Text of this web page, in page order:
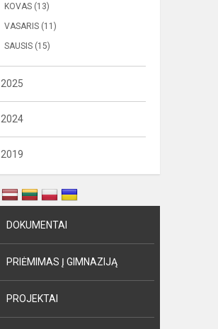
KOVAS (13)
VASARIS (11)
SAUSIS (15)
2025
2024
2019
DOKUMENTAI
PRIĖMIMAS Į GIMNAZIJĄ
PROJEKTAI